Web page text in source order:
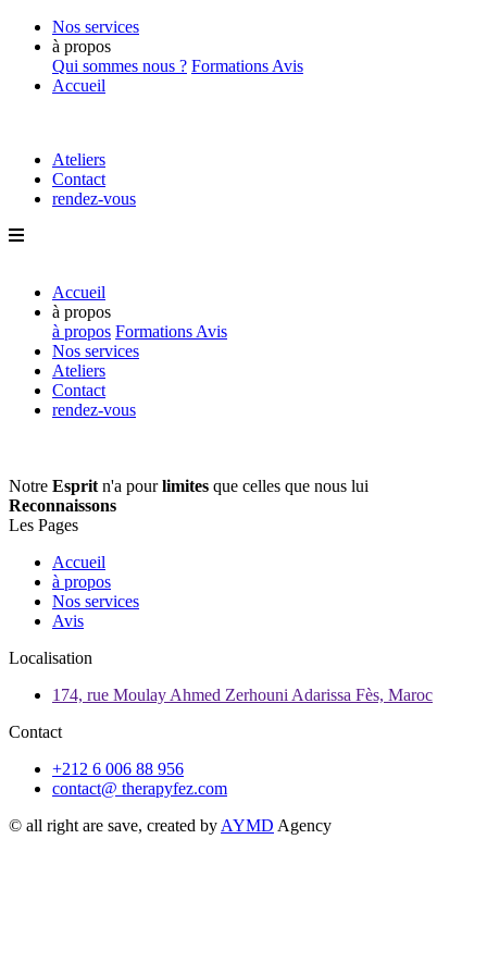
Nos services
à propos
Qui sommes nous ? Formations Avis
Accueil
Ateliers
Contact
rendez-vous
Accueil
à propos
à propos Formations Avis
Nos services
Ateliers
Contact
rendez-vous
Notre Esprit n'a pourlimites que celles que nous lui
Reconnaissons
Les Pages
Accueil
à propos
Nos services
Avis
Localisation
174, rue Moulay Ahmed Zerhouni Adarissa Fès, Maroc
Contact
+212 6 006 88 956
contact@ therapyfez.com
© all right are save, created by AYMD Agency